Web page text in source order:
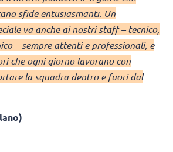
sfide entusiasmanti. Un
va anche ai nostri staff – tecnico,
– sempre attenti e professionali, e
che ogni giorno lavorano con
la squadra dentro e fuori dal